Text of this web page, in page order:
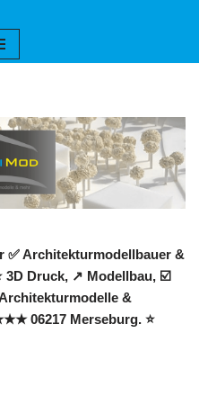
✅ Architekturmodellbauer &
3D Druck, ↗️ Modellbau, ☑️
&
06217 Merseburg. ⭐